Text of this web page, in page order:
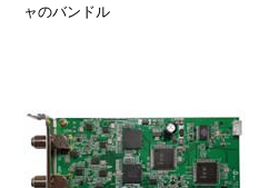
ャのバンドル